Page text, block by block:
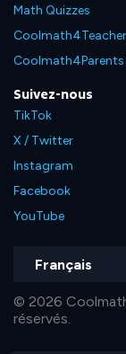
Math Quizzes
Coolmath4Parents
Suivez-nous
TikTok
X / Twitter
Instagram
Facebook
YouTube
Français
© 2026
réservés.